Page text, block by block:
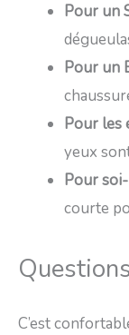
Pour un
Pour un
Pour les
yeux
Pour
courte
C’est